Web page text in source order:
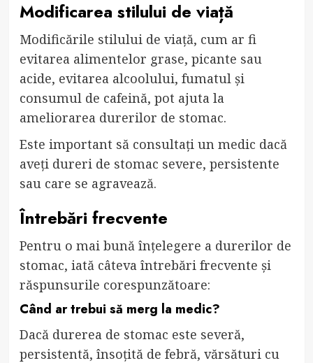
Modificarea stilului de viață
Modificările stilului de viață, cum ar fi
evitarea alimentelor grase, picante sau
acide, evitarea alcoolului, fumatul și
consumul de cafeină, pot ajuta la
ameliorarea durerilor de stomac.
Este important să consultați un medic dacă
aveți dureri de stomac severe, persistente
sau care se agravează.
Întrebări frecvente
Pentru o mai bună înțelegere a durerilor de
stomac, iată câteva întrebări frecvente și
răspunsurile corespunzătoare:
Când ar trebui să merg la medic?
Dacă durerea de stomac este severă,
persistentă, însoțită de febră, vărsături cu